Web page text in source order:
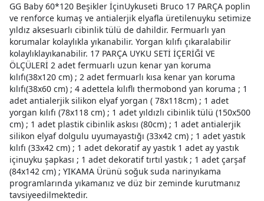
GG Baby 60*120 Beşikler İçinUykuseti Bruco 17 PARÇA poplin
ve renforce kumaş ve antialerjik elyafla üretilenuyku setimize
yıldız aksesuarlı cibinlik tülü de dahildir. Fermuarlı yan
korumalar kolaylıkla yıkanabilir. Yorgan kılıfı çıkaralabilir
kolaylıklayıkanabilir. 17 PARÇA UYKU SETİ İÇERİĞİ VE
ÖLÇÜLERİ 2 adet fermuarlı uzun kenar yan koruma
kılıfı(38x120 cm) ; 2 adet fermuarlı kısa kenar yan koruma
kılıfı(38x60 cm) ; 4 adettela kılıflı thermobond yan koruma ; 1
adet antialerjik silikon elyaf yorgan ( 78x118cm) ; 1 adet
yorgan kılıfı (78x118 cm) ; 1 adet yıldızlı cibinlik tülü (150x500
cm) ; 1 adet plastik cibinlik askısı (80cm) ; 1 adet antialerjik
silikon elyaf dolgulu uyumayastığı (33x42 cm) ; 1 adet yastık
kılıfı (33x42 cm) ; 1 adet dekoratif ay yastık 1 adet ay yastık
içinuyku şapkası ; 1 adet dekoratif tırtıl yastık ; 1 adet çarşaf
(84x142 cm) ; YIKAMA Ürünü soğuk suda narinyıkama
programlarında yıkamanız ve düz bir zeminde kurutmanız
tavsiyeedilmektedir.